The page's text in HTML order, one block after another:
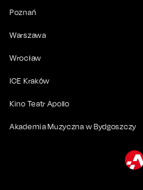
Poznań
Warszawa
Wrocław
ICE Kraków
Kino Teatr Apollo
Akademia Muzyczna w Bydgoszczy